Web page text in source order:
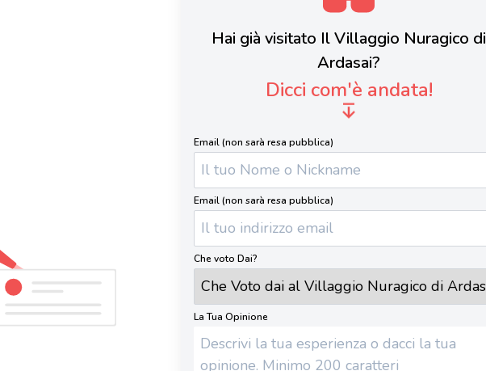
Hai già visitato Il Villaggio Nuragico di
Ardasai?
Dicci com'è andata!
Email (non sarà resa pubblica)
Email (non sarà resa pubblica)
Che voto Dai?
La Tua Opinione